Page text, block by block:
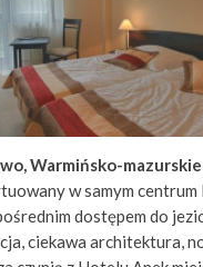
Warmińsko-mazurskie
w samym
dostępem do
ciekawa architektura,